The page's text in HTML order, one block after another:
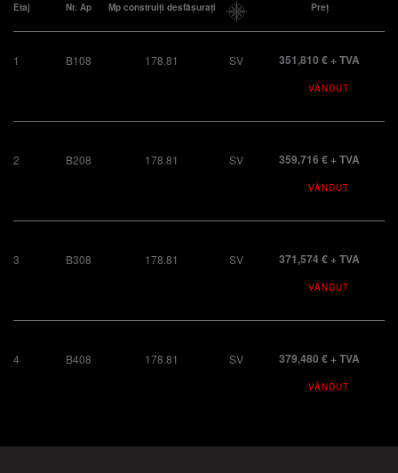
Etaj Nr. Ap Mp construiți desfășurați Preț
1 B108 178.81 SV 351,810 € + TVA
VÂNDUT
2 B208 178.81 SV 359,716 € + TVA
VÂNDUT
3 B308 178.81 SV 371,574 € + TVA
VÂNDUT
4 B408 178.81 SV 379,480 € + TVA
VÂNDUT